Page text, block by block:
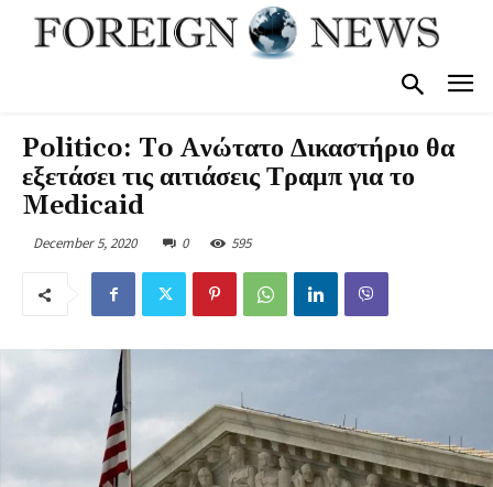
Politico: To Aνώτατο Δικαστήριο θα
εξετάσει τις αιτιάσεις Τραμπ για το
Medicaid
December 5, 2020 0 595